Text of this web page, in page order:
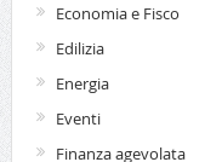
Economia e Fisco
Edilizia
Energia
Eventi
Finanza agevolata